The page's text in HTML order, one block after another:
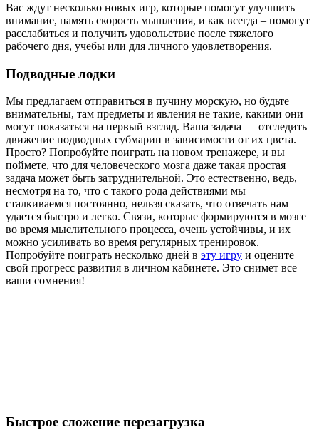
Вас ждут несколько новых игр, которые помогут улучшить
внимание, память скорость мышления, и как всегда – помогут
расслабиться и получить удовольствие после тяжелого
рабочего дня, учебы или для личного удовлетворения.
Подводные лодки
Мы предлагаем отправиться в пучину морскую, но будьте
внимательны, там предметы и явления не такие, какими они
могут показаться на первый взгляд. Ваша задача — отследить
движение подводных субмарин в зависимости от их цвета.
Просто? Попробуйте поиграть на новом тренажере, и вы
поймете, что для человеческого мозга даже такая простая
задача может быть затруднительной. Это естественно, ведь,
несмотря на то, что с такого рода действиями мы
сталкиваемся постоянно, нельзя сказать, что отвечать нам
удается быстро и легко. Связи, которые формируются в мозге
во время мыслительного процесса, очень устойчивы, и их
можно усиливать во время регулярных тренировок.
Попробуйте поиграть несколько дней в эту игру и оцените
свой прогресс развития в личном кабинете. Это снимет все
ваши сомнения!
Быстрое сложение перезагрузка